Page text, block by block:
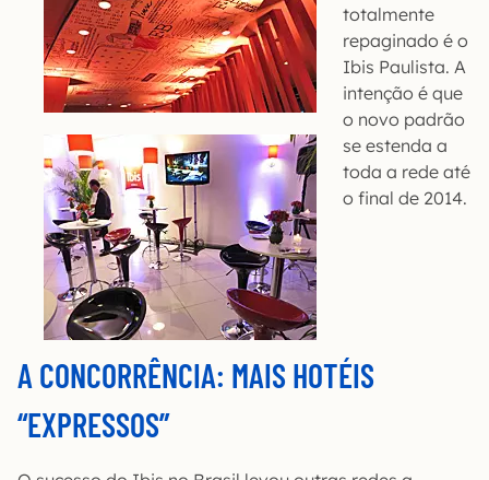
totalmente
repaginado é o
Ibis Paulista. A
intenção é que
o novo padrão
se estenda a
toda a rede até
o final de 2014.
A CONCORRÊNCIA: MAIS HOTÉIS
“EXPRESSOS”